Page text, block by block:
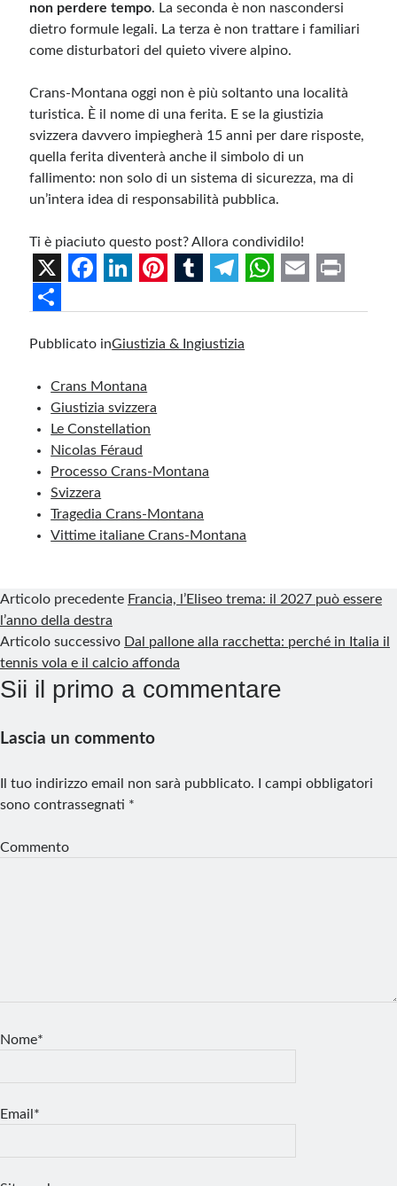
non perdere tempo. La seconda è non nascondersi
dietro formule legali. La terza è non trattare i familiari
come disturbatori del quieto vivere alpino.
Crans-Montana oggi non è più soltanto una località
turistica. È il nome di una ferita. E se la giustizia
svizzera davvero impiegherà 15 anni per dare risposte,
quella ferita diventerà anche il simbolo di un
fallimento: non solo di un sistema di sicurezza, ma di
un’intera idea di responsabilità pubblica.
Ti è piaciuto questo post? Allora condividilo!
X
c
e
b
o
o
k
n
k
e
d
I
n
t
e
r
e
t
m l
h
a
r
e
Pubblicato inGiustizia & Ingiustizia
Crans Montana
Giustizia svizzera
Le Constellation
Nicolas Féraud
Processo Crans-Montana
Svizzera
Tragedia Crans-Montana
Vittime italiane Crans-Montana
Articolo precedente Francia, l’Eliseo trema: il 2027 può essere
l’anno della destra
Articolo successivo Dal pallone alla racchetta: perché in Italia il
tennis vola e il calcio affonda
Sii il primo a commentare
Lascia un commento
Il tuo indirizzo email non sarà pubblicato.
I campi obbligatori
sono contrassegnati *
Commento
Nome*
Email*